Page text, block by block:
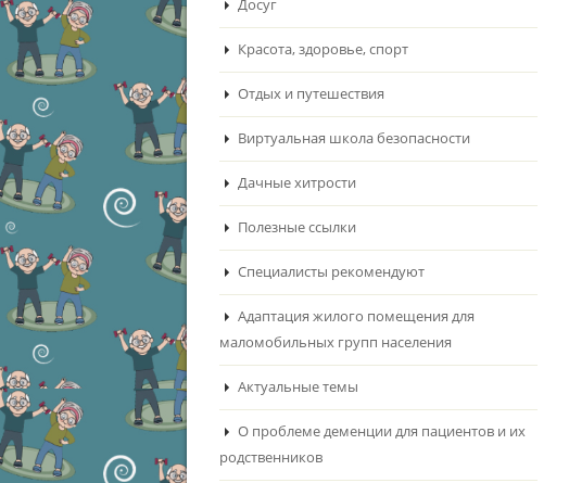
Досуг
Красота, здоровье, спорт
Отдых и путешествия
Виртуальная школа безопасности
Дачные хитрости
Полезные ссылки
Специалисты рекомендуют
Адаптация жилого помещения для
маломобильных групп населения
Актуальные темы
О проблеме деменции для пациентов и их
родственников